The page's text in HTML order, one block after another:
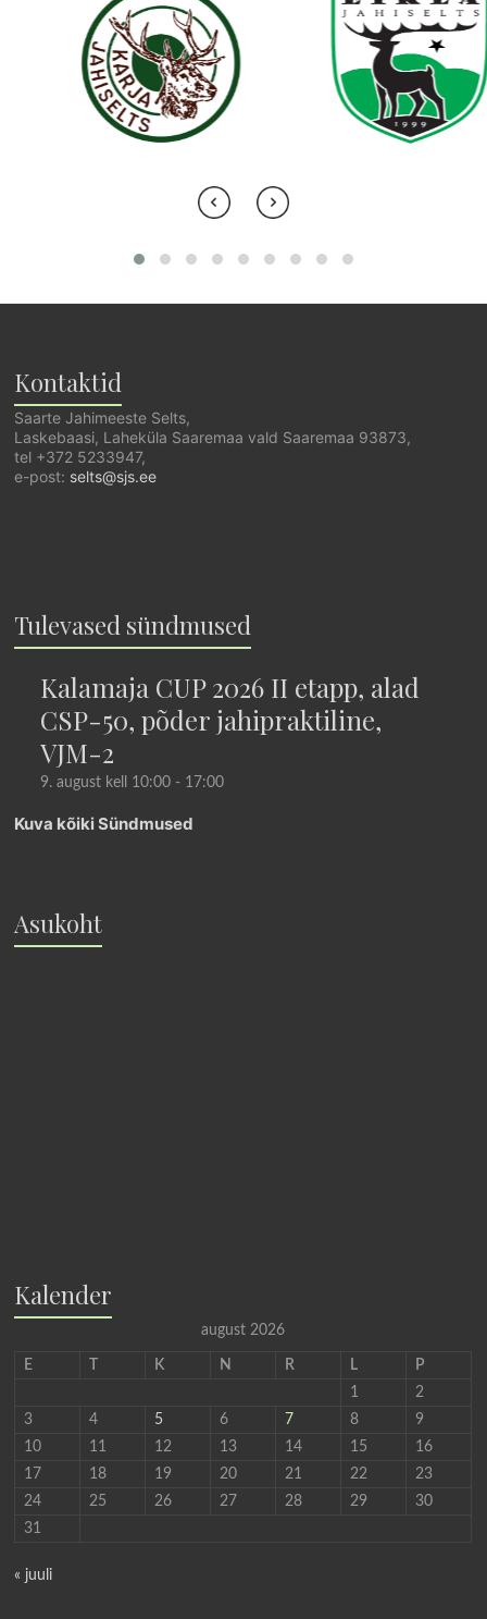
Kontaktid
Saarte Jahimeeste Selts,
Laskebaasi, Laheküla Saaremaa vald Saaremaa 93873,
tel +372 5233947,
e-post: selts@sjs.ee
Tulevased sündmused
Kalamaja CUP 2026 II etapp, alad
CSP-50, põder jahipraktiline,
VJM-2
9. august kell 10:00 - 17:00
Kuva kõiki Sündmused
Asukoht
Kalender
august 2026
E K N R L
P
1
2
3
4 5 6 7 8
9
10
11 12 13 14 15
16
17
18 19 20 21 22
23
24
25 26 27 28 29
30
31
« juuli